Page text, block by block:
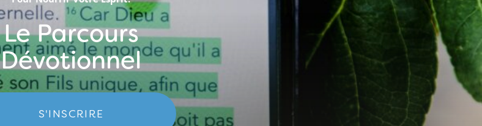
Le Parcours
Dévotionnel
S'INSCRIRE